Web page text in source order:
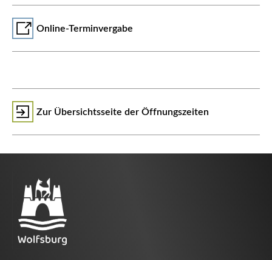
Online-Terminvergabe
Zur Übersichtsseite der Öffnungszeiten